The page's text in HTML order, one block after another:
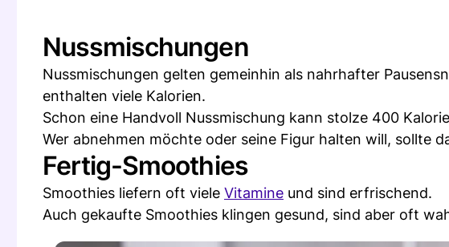
Nussmischungen
Nussmischungen gelten gemeinhin als nahrhafter
enthalten viele Kalorien.
Schon eine Handvoll Nussmischung kann stolze 400
Wer abnehmen möchte oder seine Figur halten will, sollte
Fertig-Smoothies
Smoothies liefern oft viele Vitamine und sind erfrischend.
Auch gekaufte Smoothies klingen gesund, sind aber oft